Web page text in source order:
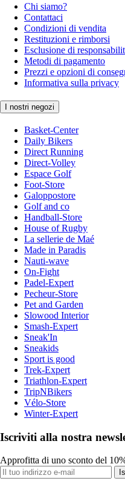
Chi siamo?
Contattaci
Condizioni di vendita
Restituzioni e rimborsi
Esclusione di
Metodi di pagamento
Prezzi e opzioni di
Informativa sulla privacy
I nostri negozi
Basket-Center
Daily Bikers
Direct Running
Direct-Volley
Espace Golf
Foot-Store
Galoppostore
Golf and co
Handball-Store
House of Rugby
La sellerie de Maé
Made in Paradis
Nauti-wave
On-Fight
Padel-Expert
Pecheur-Store
Pet and Garden
Slowood Interior
Smash-Expert
Sneak'In
Sneakids
Sport is good
Trek-Expert
Triathlon-Expert
TripNBikers
Vélo-Store
Winter-Expert
Iscriviti alla nostra
Approfitta di uno sconto del